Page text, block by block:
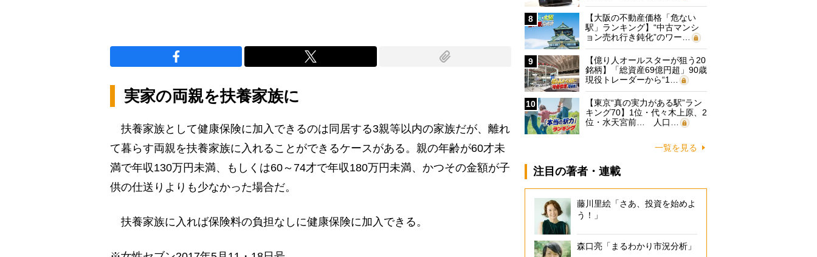
実家の両親を扶養家族に
扶養家族として健康保険に加入できるのは同居する3親等以内の家族だが、離れ
て暮らす両親を扶養家族に入れることができるケースがある。親の年齢が60才未
満で年収130万円未満、もしくは60～74才で年収180万円未満、かつその金額が子
供の仕送りよりも少なかった場合だ。
扶養家族に入れば保険料の負担なしに健康保険に加入できる。
8
【大阪の不動産価格「危ない
駅」ランキング】“中古マンシ
ョン売れ行き鈍化”のワー…
9
【億り人オールスターが狙う20
銘柄】「総資産69億円超」90歳
現役トレーダーから“1…
10
【東京“真の実力がある駅”ラン
キング70】1位・代々木上原、2
位・水天宮前… 人口…
一覧を見る
注目の著者・連載
藤川里絵「さあ、投資を始めよ
う！」
森口亮「まるわかり市況分析」